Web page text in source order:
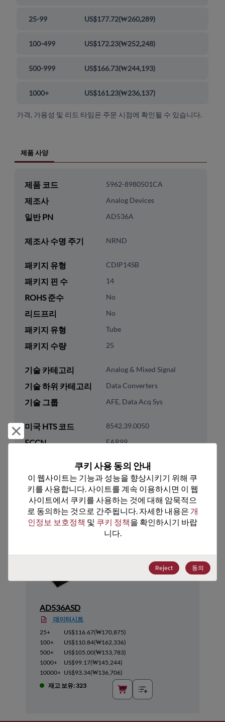
25-99 US$177.72(₩260,289)
100-499 US$172.23(₩252,248)
500-999 US$166.73(₩244,193)
1000+ US$161.23(₩236,137)
가격, 가용성 및 리드 타임은 주문 시점에 확인될 수 있습니다.
제품 사양
제품 코드 5962-8980501CA
제조사 Analog Devices
일반 PN AD536A
제조사 수명 주기 NRND
패키지 유형 CDIP14SB
패키지 핀 수 14
ROHS 준수 No
리드프리 No
패키지 유형 Tube
패키지 수량 25
기술 카테고리 Analog & Mixed Signal
기술 하위 카테고리 Data Converters
기술 그룹 AFE, Data Acq Sys
미국 HTS 코드 8542.39.0050
ECCN EAR99
추천 대체 제품
AD536ASD
데이터시트
25+
US$116.67(₩170,875)
100+
US$110.84(₩162,336)
500+
US$105.00(₩153,783)
1000+
US$99.17(₩145,244)
10000+ US$93.34(₩136,706)
재고 보유: 323
거부 및 닫기
쿠키 사용 동의 안내
이 웹사이트는 기능과 성능을 향상시키기 위해 쿠
키를 사용합니다. 사이트를 계속 이용하시면 이 웹
사이트에서 쿠키를 사용하는 것에 대해 암묵적으
로 동의하는 것으로 간주됩니다. 자세한 내용은 개
인정보 보호정책 및 쿠키 정책을 확인하시기 바랍
니다.
Reject 동의